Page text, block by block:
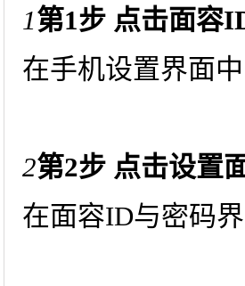
1第1步 点击面容
在手机设置界面
2第2步 点击设置
在面容ID与密码